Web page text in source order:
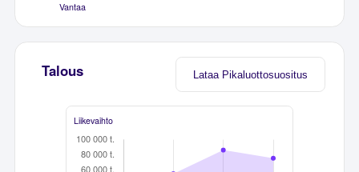
Vantaa
Lataa Pikaluottosuositus
Talous
Liikevaihto